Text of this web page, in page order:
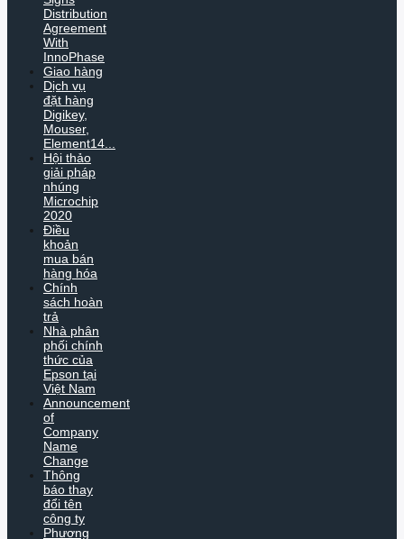
Distribution
Agreement
With
InnoPhase
Giao hàng
Dịch vụ
đặt hàng
Digikey,
Mouser,
Element14...
Hội thảo
giải pháp
nhúng
Microchip
2020
Điều
khoản
mua bán
hàng hóa
Chính
sách hoàn
trả
Nhà phân
phối chính
thức của
Epson tại
Việt Nam
Announcement
of
Company
Name
Change
Thông
báo thay
đổi tên
công ty
Phương